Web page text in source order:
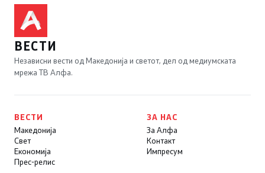
ВЕСТИ
Независни вести од Македонија и светот, дел од медиумската
мрежа ТВ Алфа.
ВЕСТИ
Македонија
Свет
Економија
Прес-релис
ЗА НАС
За Алфа
Контакт
Импресум